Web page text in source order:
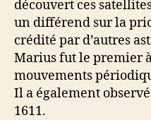
découvert ces
un différend sur la
crédité par d’autres
Marius fut le premier
mouvements
Il a également
1611.